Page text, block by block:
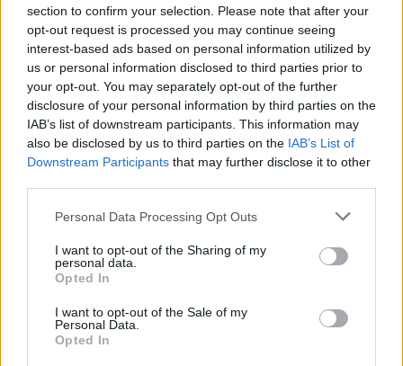
section to confirm your selection. Please note that after your
opt-out request is processed you may continue seeing
interest-based ads based on personal information utilized by
us or personal information disclosed to third parties prior to
your opt-out. You may separately opt-out of the further
disclosure of your personal information by third parties on the
IAB’s list of downstream participants. This information may
also be disclosed by us to third parties on the IAB’s List of
Downstream Participants that may further disclose it to other
Personal Data Processing Opt Outs
I want to opt-out of the Sharing of my
personal data.
Opted In
I want to opt-out of the Sale of my
Personal Data.
Opted In